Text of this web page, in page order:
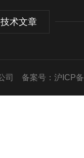
技术文章
司 备案号：沪ICP